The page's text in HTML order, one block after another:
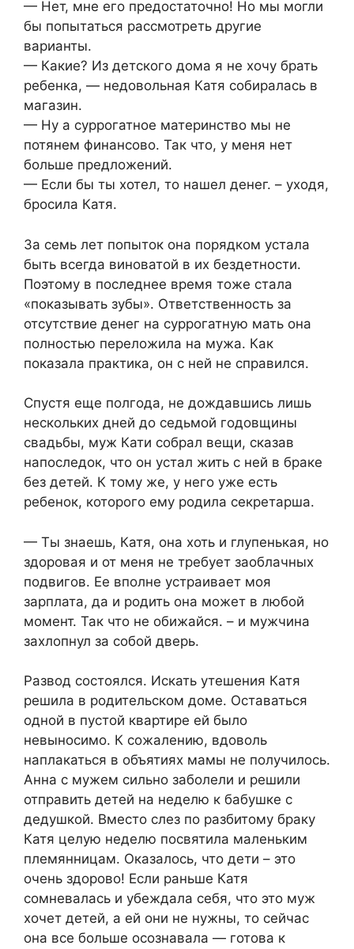
— Нет, мне его предостаточно! Но мы могли
бы попытаться рассмотреть другие
варианты.
— Какие? Из детского дома я не хочу брать
ребенка, — недовольная Катя собиралась в
магазин.
— Ну а суррогатное материнство мы не
потянем финансово. Так что, у меня нет
больше предложений.
— Если бы ты хотел, то нашел денег. – уходя,
бросила Катя.
За семь лет попыток она порядком устала
быть всегда виноватой в их бездетности.
Поэтому в последнее время тоже стала
«показывать зубы». Ответственность за
отсутствие денег на суррогатную мать она
полностью переложила на мужа. Как
показала практика, он с ней не справился.
Спустя еще полгода, не дождавшись лишь
нескольких дней до седьмой годовщины
свадьбы, муж Кати собрал вещи, сказав
напоследок, что он устал жить с ней в браке
без детей. К тому же, у него уже есть
ребенок, которого ему родила секретарша.
— Ты знаешь, Катя, она хоть и глупенькая, но
здоровая и от меня не требует заоблачных
подвигов. Ее вполне устраивает моя
зарплата, да и родить она может в любой
момент. Так что не обижайся. – и мужчина
захлопнул за собой дверь.
Развод состоялся. Искать утешения Катя
решила в родительском доме. Оставаться
одной в пустой квартире ей было
невыносимо. К сожалению, вдоволь
наплакаться в объятиях мамы не получилось.
Анна с мужем сильно заболели и решили
отправить детей на неделю к бабушке с
дедушкой. Вместо слез по разбитому браку
Катя целую неделю посвятила маленьким
племянницам. Оказалось, что дети – это
очень здорово! Если раньше Катя
сомневалась и убеждала себя, что это муж
хочет детей, а ей они не нужны, то сейчас
она все больше осознавала — готова к